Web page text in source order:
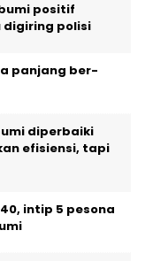
positif
digiring polisi
panjang ber-
diperbaiki
efisiensi, tapi
intip 5 pesona